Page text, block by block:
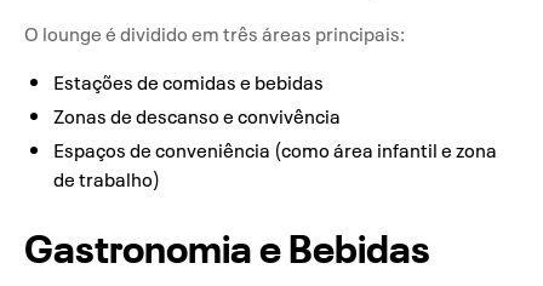
O lounge é dividido em três áreas principais:
Estações de comidas e bebidas
Zonas de descanso e convivência
Espaços de conveniência (como área infantil e zona
de trabalho)
Gastronomia e Bebidas